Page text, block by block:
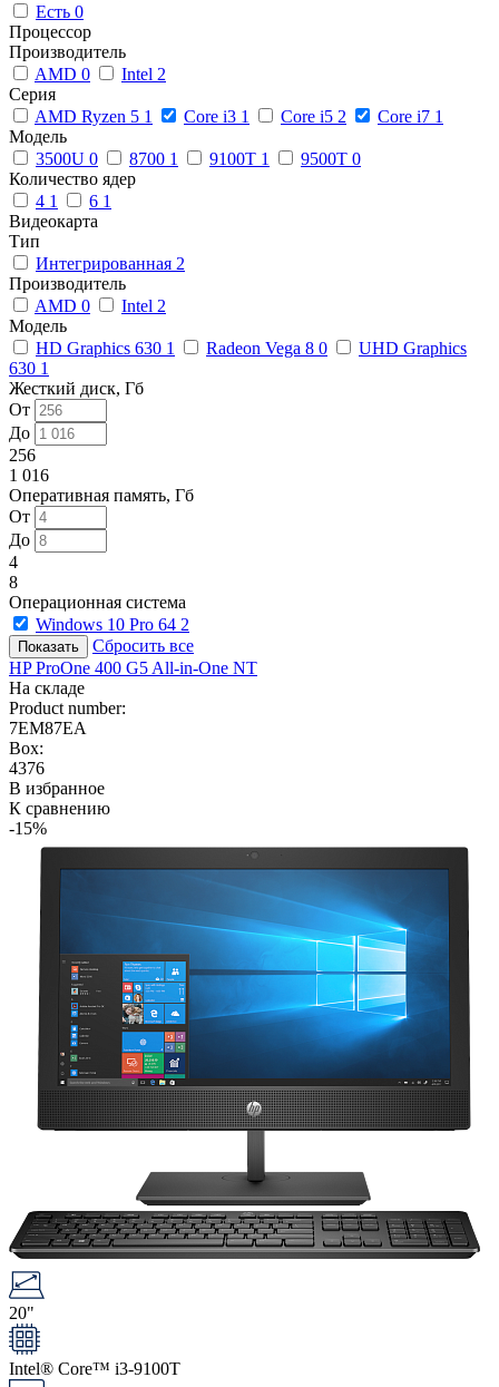
Есть 0
Процессор
Производитель
AMD 0 Intel 2
Серия
AMD Ryzen 5 1 Core i3 1 Core i5 2 Core i7 1
Модель
3500U 0 8700 1 9100T 1 9500T 0
Количество ядер
4 1 6 1
Видеокарта
Тип
Интегрированная 2
Производитель
AMD 0 Intel 2
Модель
HD Graphics 630 1 Radeon Vega 8 0
UHD Graphics
630 1
Жесткий диск, Гб
От
До
256
1 016
Оперативная память, Гб
От
До
4
8
Операционная система
Windows 10 Pro 64 2
Сбросить все
HP ProOne 400 G5 All-in-One NT
На складе
Product number:
7EM87EA
Box:
4376
В избранное
К сравнению
-15%
20"
Intel® Core™ i3-9100T